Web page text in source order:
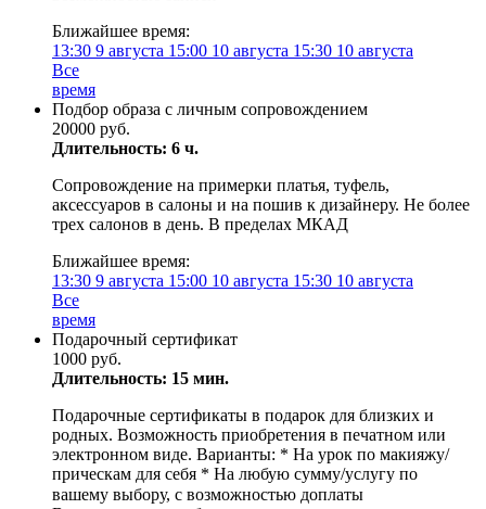
Ближайшее время:
13:30 9 августа 15:00 10 августа 15:30 10 августа
Все
время
Подбор образа с личным сопровождением
20000 руб.
Длительность: 6 ч.
Сопровождение на примерки платья, туфель,
аксессуаров в салоны и на пошив к дизайнеру. Не более
трех салонов в день. В пределах МКАД
Ближайшее время:
13:30 9 августа 15:00 10 августа 15:30 10 августа
Все
время
Подарочный сертификат
1000 руб.
Длительность: 15 мин.
Подарочные сертификаты в подарок для близких и
родных. Возможность приобретения в печатном или
электронном виде. Варианты: * На урок по макияжу/
прическам для себя * На любую сумму/услугу по
вашему выбору, с возможностью доплаты ⠀